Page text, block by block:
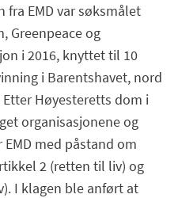
fra EMD var søksmålet
Greenpeace og
i 2016, knyttet til 10
i Barentshavet, nord
Høyesteretts dom i
organisasjonene og
med påstand om
2 (retten til liv) og
I klagen ble anført at